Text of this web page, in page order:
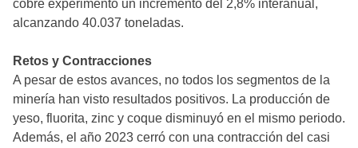
cobre experimentó un incremento del 2,8% interanual,
alcanzando 40.037 toneladas.
Retos y Contracciones
A pesar de estos avances, no todos los segmentos de la
minería han visto resultados positivos. La producción de
yeso, fluorita, zinc y coque disminuyó en el mismo periodo.
Además, el año 2023 cerró con una contracción del casi